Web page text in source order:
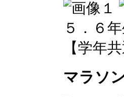
５．６
【学年
マラソ